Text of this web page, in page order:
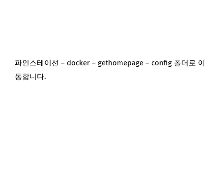
파인스테이션 – docker – gethomepage – config 폴더로 이
동합니다.